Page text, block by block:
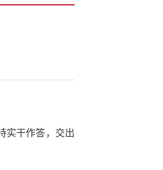
实干作答，交出